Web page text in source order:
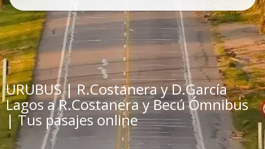
URUBUS | R.Costanera y D.García
Lagos a R.Costanera y Becú Ómnibus
| Tus pasajes online